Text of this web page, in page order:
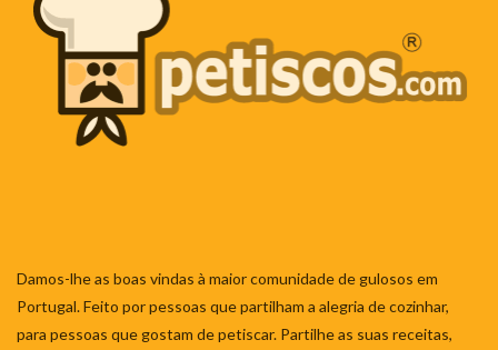
Damos-lhe as boas vindas à maior comunidade de gulosos em
Portugal. Feito por pessoas que partilham a alegria de cozinhar,
para pessoas que gostam de petiscar. Partilhe as suas receitas,